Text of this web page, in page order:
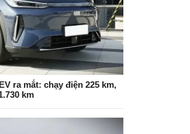
ra mắt: chạy điện 225 km,
km